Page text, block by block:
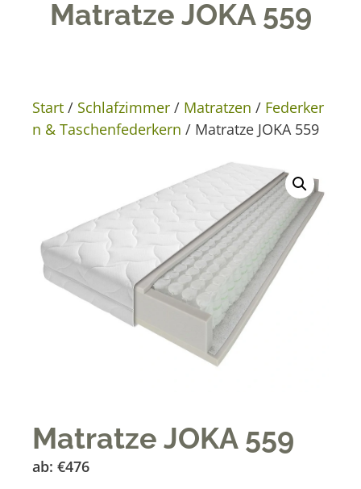
Matratze JOKA 559
Start / Schlafzimmer / Matratzen / Federker
n & Taschenfederkern / Matratze JOKA 559
Matratze JOKA 559
ab: €476